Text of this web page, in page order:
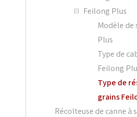
Feilong Plus
Modèle de
Plus
Type de
Feilong
Type de
grains
Récolteuse de canne à